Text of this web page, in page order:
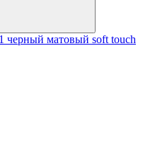
черный матовый soft touch